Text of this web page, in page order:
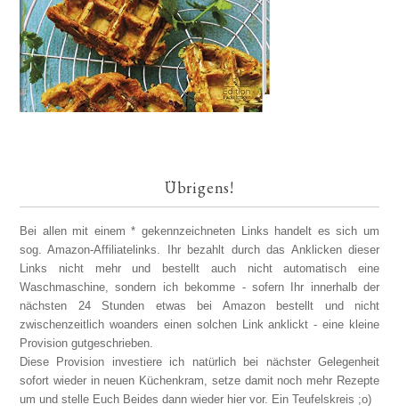
Übrigens!
Bei allen mit einem * gekennzeichneten Links handelt es sich um
sog. Amazon-Affiliatelinks. Ihr bezahlt durch das Anklicken dieser
Links nicht mehr und bestellt auch nicht automatisch eine
Waschmaschine, sondern ich bekomme - sofern Ihr innerhalb der
nächsten 24 Stunden etwas bei Amazon bestellt und nicht
zwischenzeitlich woanders einen solchen Link anklickt - eine kleine
Provision gutgeschrieben.
Diese Provision investiere ich natürlich bei nächster Gelegenheit
sofort wieder in neuen Küchenkram, setze damit noch mehr Rezepte
um und stelle Euch Beides dann wieder hier vor. Ein Teufelskreis ;o)